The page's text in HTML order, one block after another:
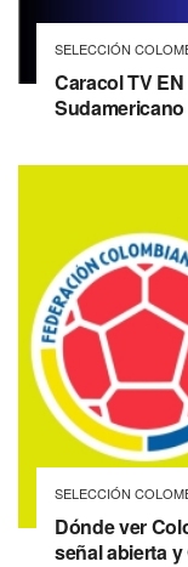
SELECCIÓN
Caracol TV
SELECCIÓN
Dónde ver
señal abierta y